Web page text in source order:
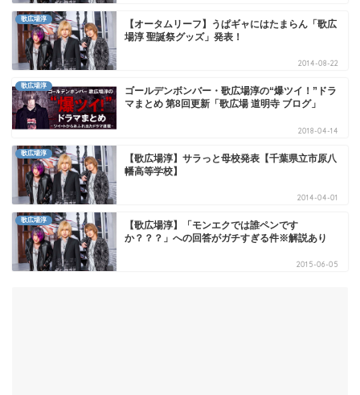
歌広場淳
【オータムリーフ】うぱギャにはたまらん「歌広
場淳 聖誕祭グッズ」発表！
2014-08-22
歌広場淳
ゴールデンボンバー・歌広場淳の“爆ツイ！”ドラ
マまとめ 第8回更新「歌広場 道明寺 ブログ」
2018-04-14
歌広場淳
【歌広場淳】サラっと母校発表【千葉県立市原八
幡高等学校】
2014-04-01
歌広場淳
【歌広場淳】「モンエクでは誰ペンです
か？？？」への回答がガチすぎる件※解説あり
2015-06-05